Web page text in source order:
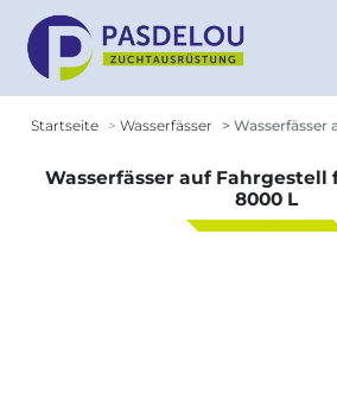
Startseite Wasserfässer Wasserfässer
Wasserfässer auf Fahrgestell
8000 L